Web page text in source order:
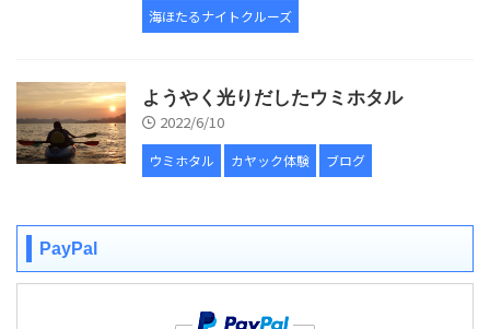
海ほたるナイトクルーズ
ようやく光りだしたウミホタル
2022/6/10
ウミホタル カヤック体験 ブログ
PayPal